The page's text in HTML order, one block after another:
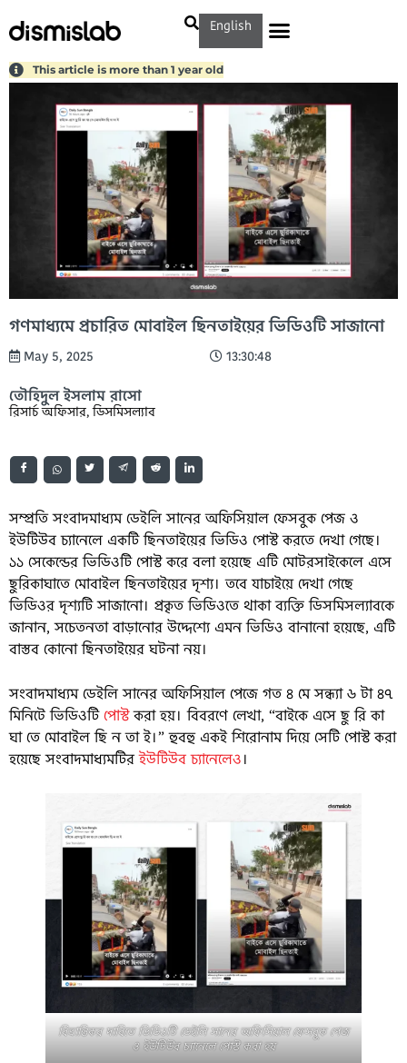
English
This article is more than 1 year old
গণমাধ্যমে প্রচারিত মোবাইল ছিনতাইয়ের ভিডিওটি সাজানো
May 5, 2025 13:30:48
তৌহিদুল ইসলাম রাসো
রিসার্চ অফিসার, ডিসমিসল্যাব
সম্প্রতি সংবাদমাধ্যম ডেইলি সানের অফিসিয়াল ফেসবুক পেজ ও
ইউটিউব চ্যানেলে একটি ছিনতাইয়ের ভিডিও পোস্ট করতে দেখা গেছে।
১১ সেকেন্ডের ভিডিওটি পোস্ট করে বলা হয়েছে এটি মোটরসাইকেলে এসে
ছুরিকাঘাতে মোবাইল ছিনতাইয়ের দৃশ্য। তবে যাচাইয়ে দেখা গেছে
ভিডিওর দৃশ্যটি সাজানো। প্রকৃত ভিডিওতে থাকা ব্যক্তি ডিসমিসল্যাবকে
জানান, সচেতনতা বাড়ানোর উদ্দেশ্যে এমন ভিডিও বানানো হয়েছে, এটি
বাস্তব কোনো ছিনতাইয়ের ঘটনা নয়।
সংবাদমাধ্যম ডেইলি সানের অফিসিয়াল পেজে গত ৪ মে সন্ধ্যা ৬ টা ৪৭
মিনিটে ভিডিওটিপোস্টকরা হয়। বিবরণে লেখা, “বাইকে এসে ছু রি কা
ঘা তে মোবাইল ছি ন তা ই।” হুবহু একই শিরোনাম দিয়ে সেটি পোস্ট করা
হয়েছে সংবাদমাধ্যমটিরইউটিউব চ্যানেলেও।
বিভ্রান্তিকর দাবিতে ভিডিওটি ডেইলি সানের অফিসিয়াল ফেসবুক পেজ
ও ইউটিউব চ্যানেলে পোস্ট করা হয়